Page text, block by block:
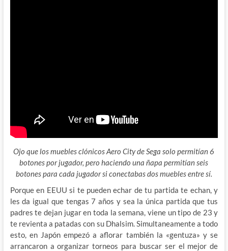
Ojo que los muebles clónicos Aero City de Sega solo permitían 6
botones por jugador, pero haciendo una ñapa permitían seis
botones para cada jugador si conectabas dos muebles entre sí.
Porque en EEUU si te pueden echar de tu partida te echan, y
les da igual que tengas 7 años y sea la única partida que tus
padres te dejan jugar en toda la semana, viene un tipo de 23 y
te revienta a patadas con su Dhalsim. Simultaneamente a todo
esto, en Japón empezó a aflorar también la «gentuza» y se
arrancaron a organizar torneos para buscar ser el mejor de